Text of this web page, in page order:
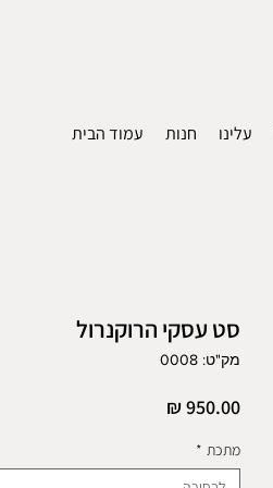
עמוד הבית חנות עלינו
סט עסקי הרוקנרול
מק"ט: 0008
מתכת *